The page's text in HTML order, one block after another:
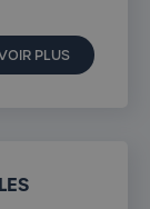
PLUS